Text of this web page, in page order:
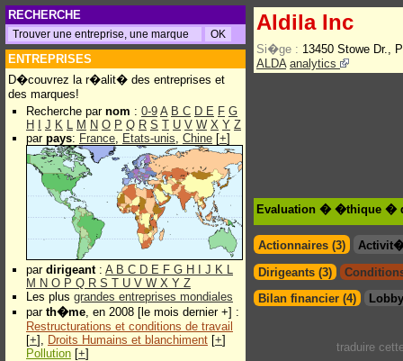
RECHERCHE
ENTREPRISES
D�couvrez la r�alit� des entreprises et
des marques!
Recherche par nom : 0-9 A B C D E F G
H
J K L M N O P Q R S T U V W X Y Z
par pays: France, Etats-unis, Chine [+]
par dirigeant: A B C D E F G H J K L
M N O P Q R S T U V W X Y Z
Les plus grandes entreprises mondiales
par th�me, en 2008 [le mois dernier +] :
Restructurations et conditions de travail
[+], Droits Humains et blanchiment [+]
Pollution [+]
Aldila Inc
Si�ge : 13450 Stowe Dr.,
ALDA analytics
Evaluation � �thique �
Actionnaires (3)
Dirigeants (3)
Bilan financier (4)
traduire